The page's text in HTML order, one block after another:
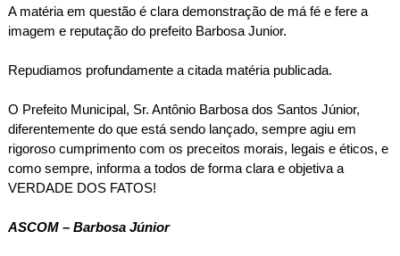
A matéria em questão é clara demonstração de má fé e fere a
imagem e reputação do prefeito Barbosa Junior.
Repudiamos profundamente a citada matéria publicada.
O Prefeito Municipal, Sr. Antônio Barbosa dos Santos Júnior,
diferentemente do que está sendo lançado, sempre agiu em
rigoroso cumprimento com os preceitos morais, legais e éticos, e
como sempre, informa a todos de forma clara e objetiva a
VERDADE DOS FATOS!
ASCOM – Barbosa Júnior